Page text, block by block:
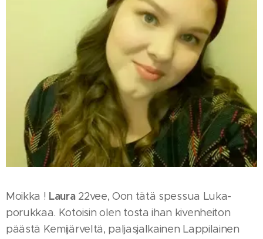
Moikka ! Laura22vee, Oon tätä spessua Luka-
porukkaa. Kotoisin olen tosta ihan kivenheiton
päästä Kemijärveltä, paljasjalkainen Lappilainen